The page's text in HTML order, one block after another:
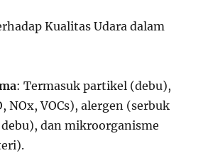
Kualitas Udara dalam
: Termasuk partikel (debu),
NOx, VOCs), alergen (serbuk
dan mikroorganisme